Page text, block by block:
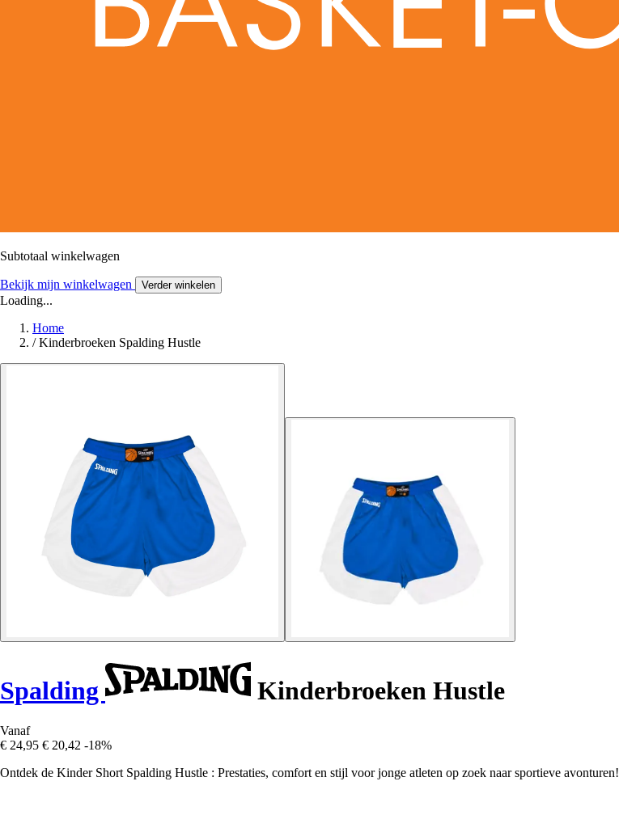
Subtotaal winkelwagen
Bekijk mijn winkelwagen Verder winkelen
Loading...
Home
/ Kinderbroeken Spalding Hustle
Spalding Kinderbroeken Hustle
Vanaf
€ 24,95 € 20,42 -18%
Ontdek de Kinder Short Spalding Hustle : Prestaties, comfort en stijl voor jonge atleten op zoek naar sportieve avonturen!